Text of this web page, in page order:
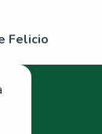
Felicio